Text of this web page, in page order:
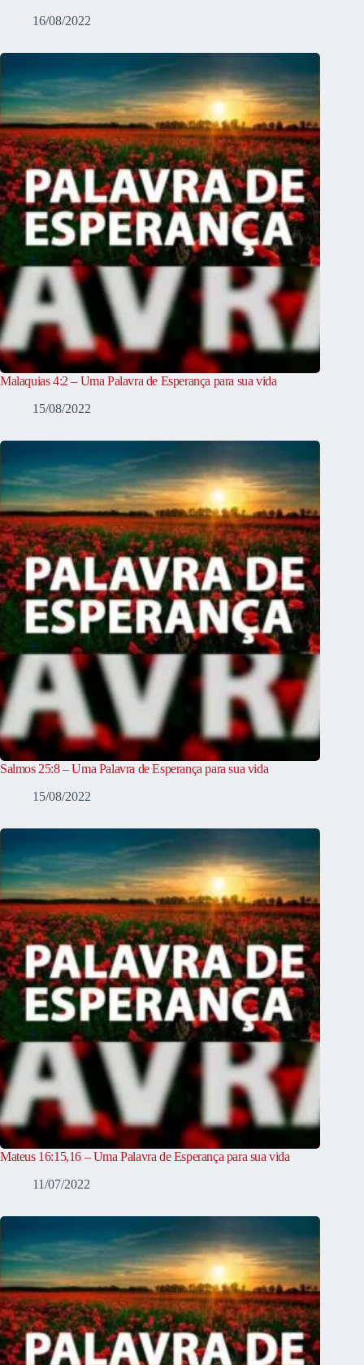
16/08/2022
Malaquias 4:2 – Uma Palavra de Esperança para sua vida
15/08/2022
Salmos 25:8 – Uma Palavra de Esperança para sua vida
15/08/2022
Mateus 16:15,16 – Uma Palavra de Esperança para sua vida
11/07/2022